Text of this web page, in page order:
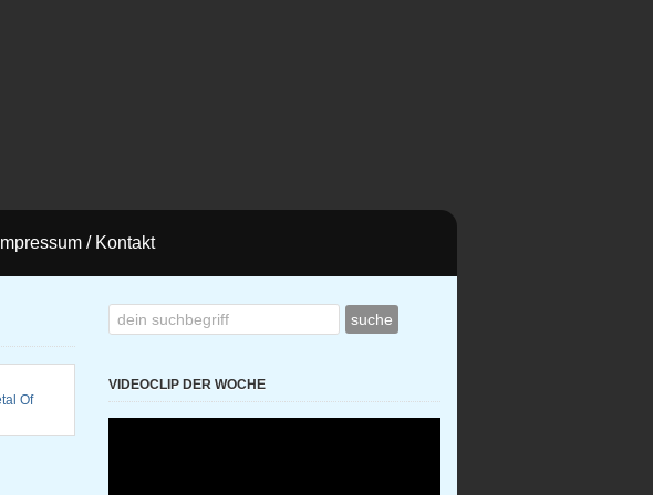
Impressum / Kontakt
VIDEOCLIP DER WOCHE